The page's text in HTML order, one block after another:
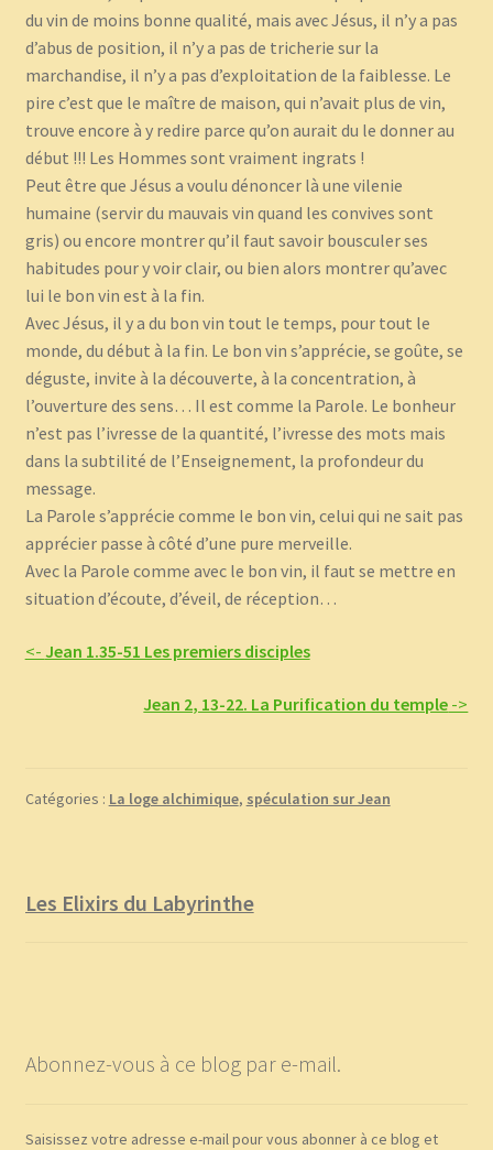
du vin de moins bonne qualité, mais avec Jésus, il n’y a pas
d’abus de position, il n’y a pas de tricherie sur la
marchandise, il n’y a pas d’exploitation de la faiblesse. Le
pire c’est que le maître de maison, qui n’avait plus de vin,
trouve encore à y redire parce qu’on aurait du le donner au
début !!! Les Hommes sont vraiment ingrats !
Peut être que Jésus a voulu dénoncer là une vilenie
humaine (servir du mauvais vin quand les convives sont
gris) ou encore montrer qu’il faut savoir bousculer ses
habitudes pour y voir clair, ou bien alors montrer qu’avec
lui le bon vin est à la fin.
Avec Jésus, il y a du bon vin tout le temps, pour tout le
monde, du début à la fin. Le bon vin s’apprécie, se goûte, se
déguste, invite à la découverte, à la concentration, à
l’ouverture des sens… Il est comme la Parole. Le bonheur
n’est pas l’ivresse de la quantité, l’ivresse des mots mais
dans la subtilité de l’Enseignement, la profondeur du
message.
La Parole s’apprécie comme le bon vin, celui qui ne sait pas
apprécier passe à côté d’une pure merveille.
Avec la Parole comme avec le bon vin, il faut se mettre en
situation d’écoute, d’éveil, de réception…
<- Jean 1.35-51 Les premiers disciples
Jean 2, 13-22. La Purification du temple ->
Catégories : La loge alchimique, spéculation sur Jean
Les Elixirs du Labyrinthe
Abonnez-vous à ce blog par e-mail.
Saisissez votre adresse e-mail pour vous abonner à ce blog et